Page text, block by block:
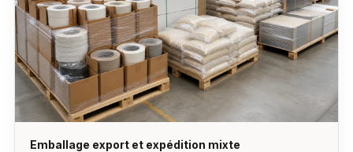
Emballage export et expédition mixte